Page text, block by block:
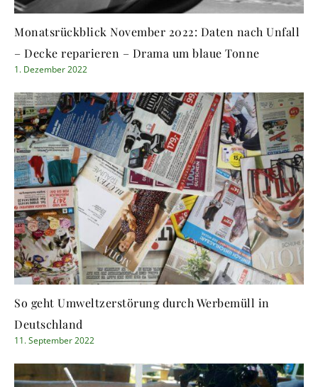
Monatsrückblick November 2022: Daten nach Unfall
– Decke reparieren – Drama um blaue Tonne
1. Dezember 2022
So geht Umweltzerstörung durch Werbemüll in
Deutschland
11. September 2022